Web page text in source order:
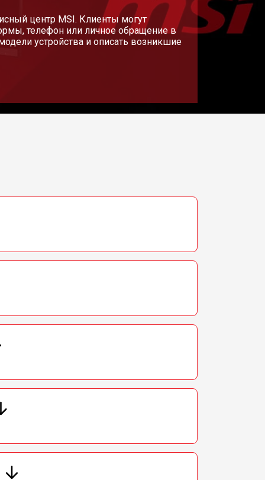
центр MSI. Клиенты могут
телефон или личное обращение в
устройства и описать возникшие